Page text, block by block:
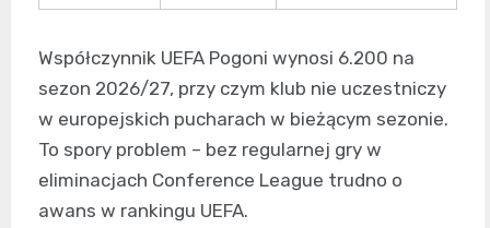
Współczynnik UEFA Pogoni wynosi 6.200 na
sezon 2026/27, przy czym klub nie uczestniczy
w europejskich pucharach w bieżącym sezonie.
To spory problem – bez regularnej gry w
eliminacjach Conference League trudno o
awans w rankingu UEFA.